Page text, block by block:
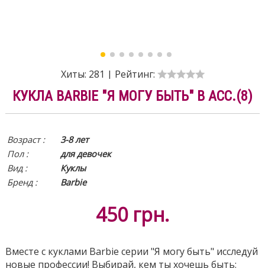
Хиты: 281 | Рейтинг:
КУКЛА BARBIE "Я МОГУ БЫТЬ" В АСС.(8)
Возраст :
3-8 лет
Пол :
для девочек
Вид :
Куклы
Бренд :
Barbie
450 грн.
Вместе с куклами Barbie серии "Я могу быть" исследуй
новые профессии! Выбирай, кем ты хочешь быть: